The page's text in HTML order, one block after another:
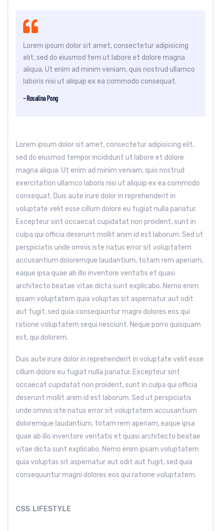
Lorem ipsum dolor sit amet, consectetur adipisicing
elit, sed do eiusmod tem ut labore et dolore magna
aliqua. Ut enim ad minim veniam, quis nostrud ullamco
laboris nisi ut aliquip ex ea commodo consequat.
– Rosalina Pong
Lorem ipsum dolor sit amet, consectetur adipisicing elit,
sed do eiusmod tempor incididunt ut labore et dolore
magna aliqua. Ut enim ad minim veniam, quis nostrud
exercitation ullamco laboris nisi ut aliquip ex ea commodo
consequat. Duis aute irure dolor in reprehenderit in
voluptate velit esse cillum dolore eu fugiat nulla pariatur.
Excepteur sint occaecat cupidatat non proident, sunt in
culpa qui officia deserunt mollit anim id est laborum. Sed ut
perspiciatis unde omnis iste natus error sit voluptatem
accusantium doloremque laudantium, totam rem aperiam,
eaque ipsa quae ab illo inventore veritatis et quasi
architecto beatae vitae dicta sunt explicabo. Nemo enim
ipsam voluptatem quia voluptas sit aspernatur aut odit
aut fugit, sed quia consequuntur magni dolores eos qui
ratione voluptatem sequi nesciunt. Neque porro quisquam
est, qui dolorem.
Duis aute irure dolor in reprehenderit in voluptate velit esse
cillum dolore eu fugiat nulla pariatur. Excepteur sint
occaecat cupidatat non proident, sunt in culpa qui officia
deserunt mollit anim id est laborum. Sed ut perspiciatis
unde omnis iste natus error sit voluptatem accusantium
doloremque laudantium, totam rem aperiam, eaque ipsa
quae ab illo inventore veritatis et quasi architecto beatae
vitae dicta sunt explicabo. Nemo enim ipsam voluptatem
quia voluptas sit aspernatur aut odit aut fugit, sed quia
consequuntur magni dolores eos qui ratione voluptatem.
CSS, LIFESTYLE